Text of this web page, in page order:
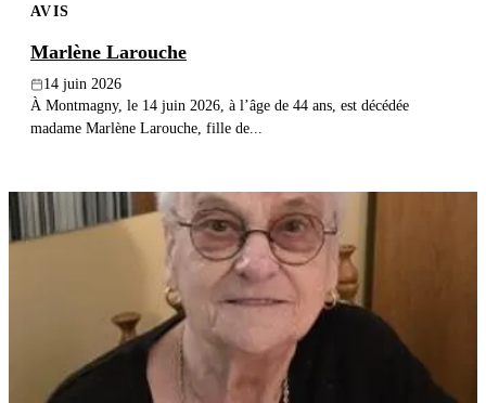
AVIS
Marlène Larouche
14 juin 2026
À Montmagny, le 14 juin 2026, à l’âge de 44 ans, est décédée
madame Marlène Larouche, fille de...